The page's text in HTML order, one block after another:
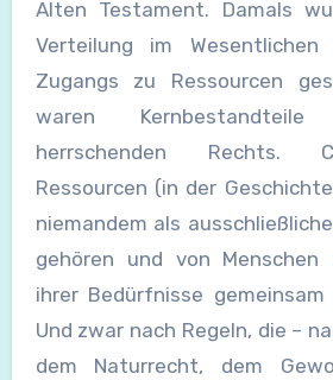
Alten Testament. Damals
Verteilung im
Zugangs zu Ressourcen
waren
herrschenden Rechts.
Ressourcen (in der
niemandem als
gehören und von Menschen
ihrer Bedürfnisse
Und zwar nach Regeln, die –
dem Naturrecht, dem